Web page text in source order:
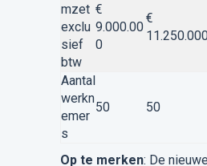
mzet
exclu
sief
btw
€
9.000.00
0
€
Aantal
werkn
emer
s
50 50
Op te merken: De